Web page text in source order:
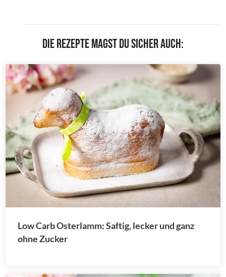
Die Rezepte magst du sicher auch:
Low Carb Osterlamm: Saftig, lecker und ganz
ohne Zucker